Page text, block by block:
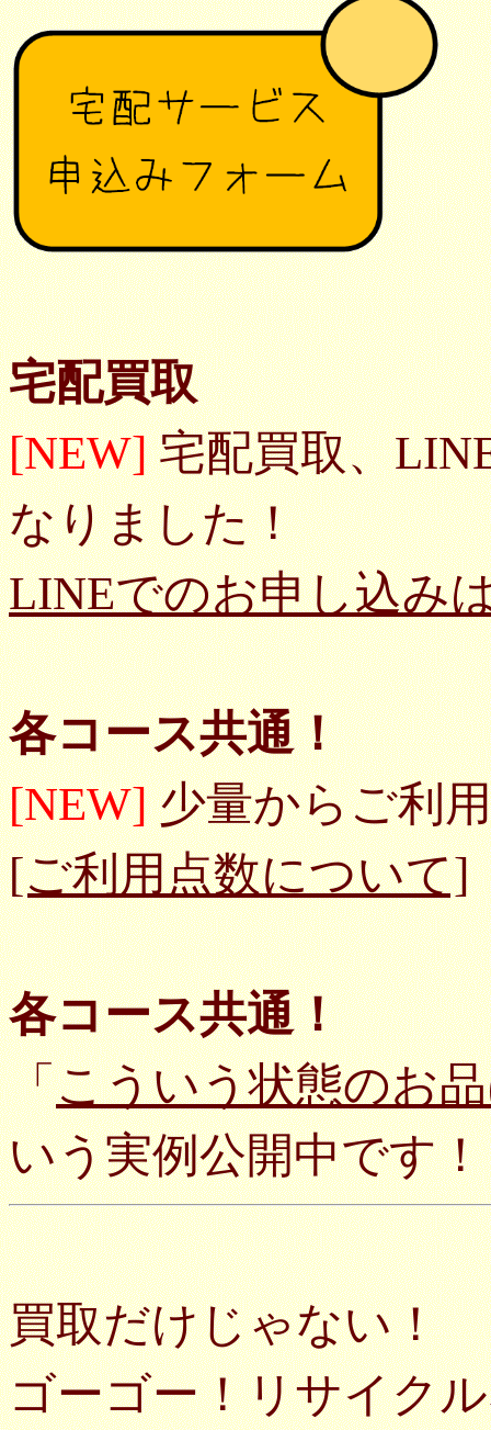
宅配買取
[NEW]宅配買取、
なりました！
LINEでのお申し込み
各コース共通！
[NEW]少量からご利
[ご利用点数について]
各コース共通！
「こういう状態のお
いう実例公開中です！
買取だけじゃない！
ゴーゴー！リサイク